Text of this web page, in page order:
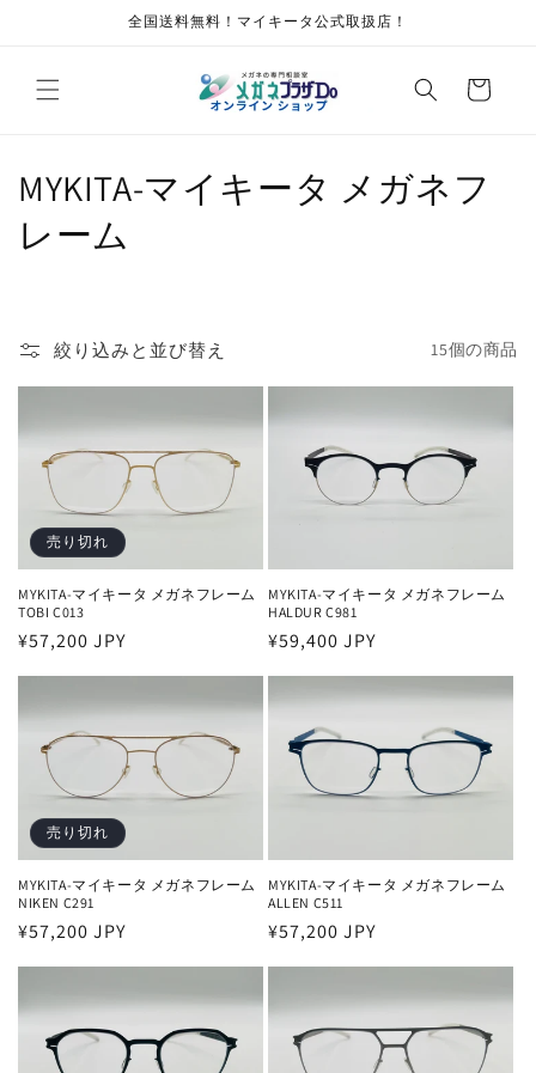
全国送料無料！マイキータ公式取扱店！
ー
コ
レ
ョ
ン
MYKITA-マイキータ メガネフ
レーム
絞り込みと並び替え 15個の商品
売り切れ
MYKITA-マイキータ メガネフレーム
TOBI C013
通
常
格
¥57,200 JPY
MYKITA-マイキータ メガネフレーム
HALDUR C981
通
常
価
¥59,400 JPY
売り切れ
MYKITA-マイキータ メガネフレーム
NIKEN C291
通
格
¥57,200 JPY
MYKITA-マイキータ メガネフレーム
ALLEN C511
通
格
¥57,200 JPY